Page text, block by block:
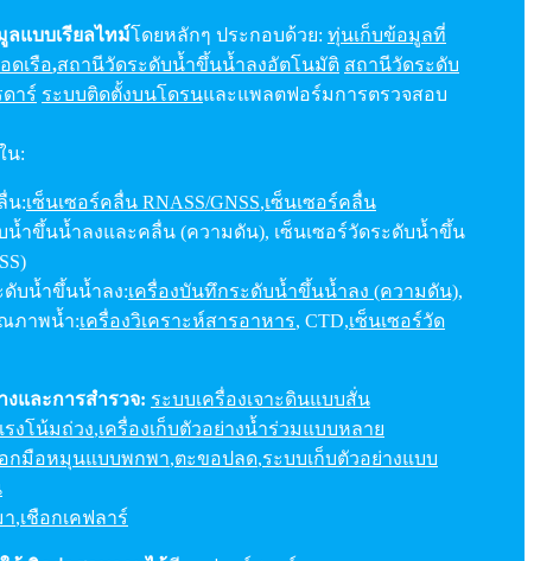
แบบเรียลไทม์โดยหลักๆ ประกอบด้วย: ทุ่นเก็บข้อมูลที่
ดเรือ,สถานีวัดระดับน้ำขึ้นน้ำลงอัตโนมัติ สถานีวัดระดับ
าร์ ระบบติดตั้งบนโดรนและแพลตฟอร์มการตรวจสอบ
น:
น:เซ็นเซอร์คลื่น RNASS/GNSS,เซ็นเซอร์คลื่น
น้ำขึ้นน้ำลงและคลื่น (ความดัน), เซ็นเซอร์วัดระดับน้ำขึ้น
ดับน้ำขึ้นน้ำลง:เครื่องบันทึกระดับน้ำขึ้นน้ำลง (ความดัน),
ภาพน้ำ:เครื่องวิเคราะห์สารอาหาร, CTD,เซ็นเซอร์วัด
งและการสำรวจ: ระบบเครื่องเจาะดินแบบสั่น
รงโน้มถ่วง,เครื่องเก็บตัวอย่างน้ำร่วมแบบหลาย
กมือหมุนแบบพกพา,ตะขอปลด,ระบบเก็บตัวอย่างแบบ
า,เชือกเคฟลาร์